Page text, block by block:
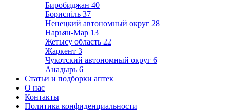
Биробиджан 40
Бориспіль 37
Ненецкий автономный округ 28
Нарьян-Мар 13
Жетысу область 22
Жаркент 3
Чукотский автономный округ 6
Анадырь 6
Статьи и подборки аптек
О нас
Контакты
Политика конфиденциальности